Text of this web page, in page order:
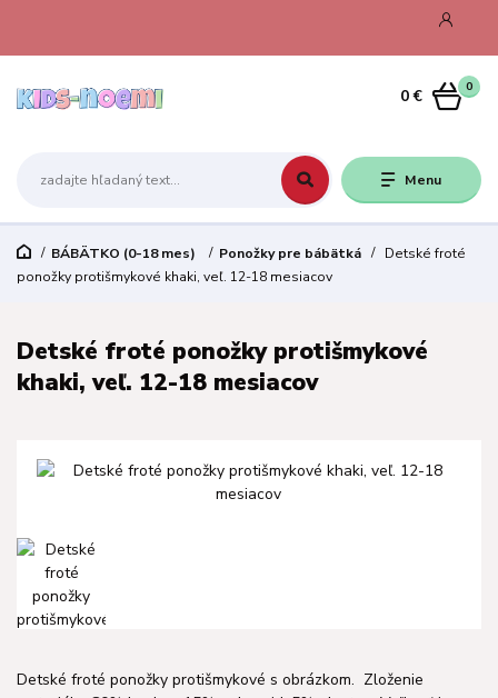
Menu
0
0 €
BÁBÄTKO (0-18 mes) Ponožky pre bábätká
Detské froté
ponožky protišmykové khaki, veľ. 12-18 mesiacov
Detské froté ponožky protišmykové
khaki, veľ. 12-18 mesiacov
Detské froté ponožky protišmykové s obrázkom. Zloženie